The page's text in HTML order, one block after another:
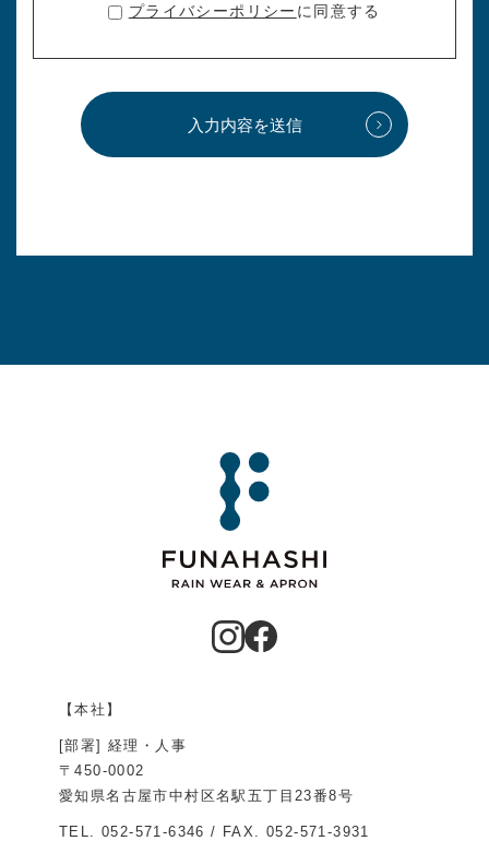
プライバシーポリシー に同意する
入力内容を送信
【本社】
[部署] 経理・人事
〒450-0002
愛知県名古屋市中村区名駅五丁目23番8号
TEL. 052-571-6346 / FAX. 052-571-3931